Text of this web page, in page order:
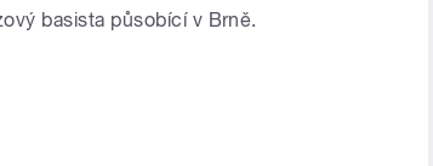
basista působící v Brně.